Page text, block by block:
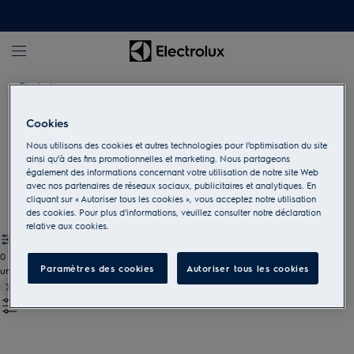
Electrolux
Accessoires pour le soin du linge
Prenez soin de votre linge et de vos appareils et facilitez-vous
les lessives avec nos accessoires pour le linge.
0
undefined
Cookies
Nous utilisons des cookies et autres technologies pour l’optimisation du site
ainsi qu’à des fins promotionnelles et marketing. Nous partageons
également des informations concernant votre utilisation de notre site Web
avec nos partenaires de réseaux sociaux, publicitaires et analytiques. En
cliquant sur « Autoriser tous les cookies », vous acceptez notre utilisation
des cookies. Pour plus d'informations, veuillez consulter notre déclaration
relative aux cookies.
Paramètres des cookies Autoriser tous les cookies